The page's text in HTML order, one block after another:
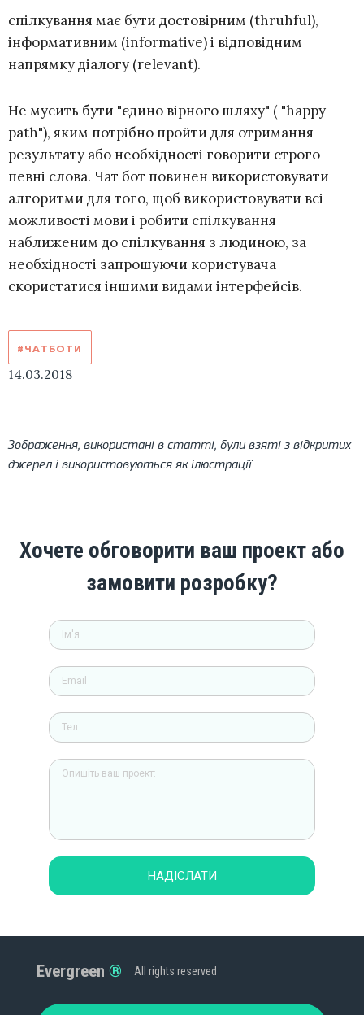
спілкування має бути достовірним (thruhful),
інформативним (informative) і відповідним
напрямку діалогу (relevant).
Не мусить бути "єдино вірного шляху" ( "happy
path"), яким потрібно пройти для отримання
результату або необхідності говорити строго
певні слова. Чат бот повинен використовувати
алгоритми для того, щоб використовувати всі
можливості мови і робити спілкування
наближеним до спілкування з людиною, за
необхідності запрошуючи користувача
скористатися іншими видами інтерфейсів.
#ЧАТБОТИ
14.03.2018
Зображення, використані в статті, були взяті з відкритих
джерел і використовуються як ілюстрації.
Хочете обговорити ваш проект або
замовити розробку?
НАДІСЛАТИ
Evergreen All rights reserved